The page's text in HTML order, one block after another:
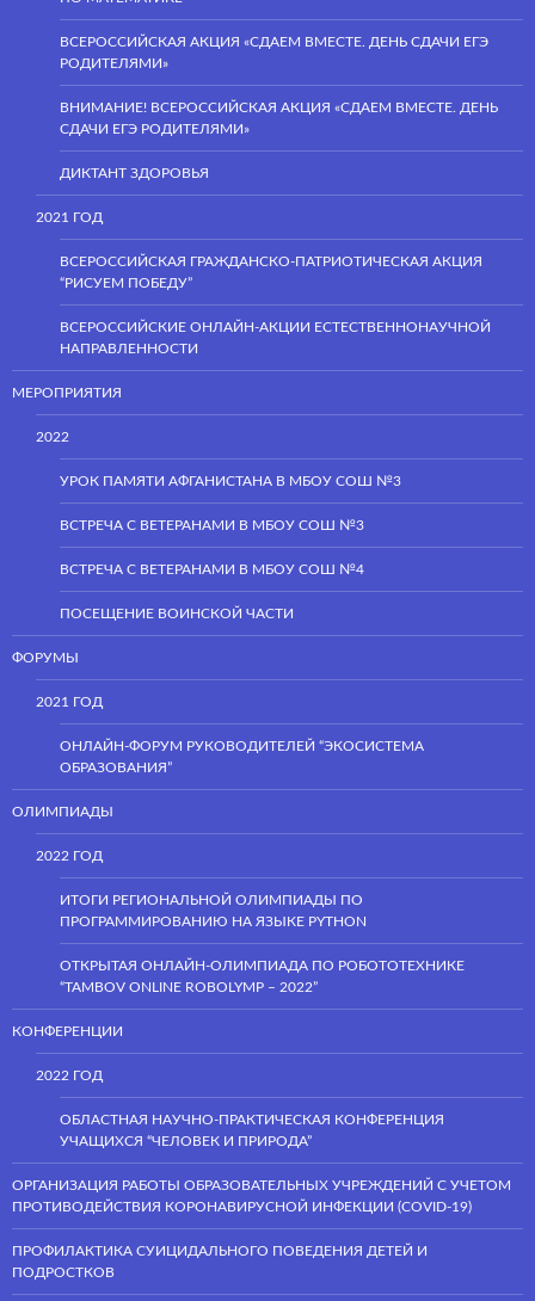
ВСЕРОССИЙСКАЯ АКЦИЯ «СДАЕМ ВМЕСТЕ. ДЕНЬ СДАЧИ ЕГЭ
РОДИТЕЛЯМИ»
ВНИМАНИЕ! ВСЕРОССИЙСКАЯ АКЦИЯ «СДАЕМ ВМЕСТЕ. ДЕНЬ
СДАЧИ ЕГЭ РОДИТЕЛЯМИ»
ДИКТАНТ ЗДОРОВЬЯ
2021 ГОД
ВСЕРОССИЙСКАЯ ГРАЖДАНСКО-ПАТРИОТИЧЕСКАЯ АКЦИЯ
“РИСУЕМ ПОБЕДУ”
ВСЕРОССИЙСКИЕ ОНЛАЙН-АКЦИИ ЕСТЕСТВЕННОНАУЧНОЙ
НАПРАВЛЕННОСТИ
МЕРОПРИЯТИЯ
2022
УРОК ПАМЯТИ АФГАНИСТАНА В МБОУ СОШ №3
ВСТРЕЧА С ВЕТЕРАНАМИ В МБОУ СОШ №3
ВСТРЕЧА С ВЕТЕРАНАМИ В МБОУ СОШ №4
ПОСЕЩЕНИЕ ВОИНСКОЙ ЧАСТИ
ФОРУМЫ
2021 ГОД
ОНЛАЙН-ФОРУМ РУКОВОДИТЕЛЕЙ “ЭКОСИСТЕМА
ОБРАЗОВАНИЯ”
ОЛИМПИАДЫ
2022 ГОД
ИТОГИ РЕГИОНАЛЬНОЙ ОЛИМПИАДЫ ПО
ПРОГРАММИРОВАНИЮ НА ЯЗЫКЕ PYTHON
ОТКРЫТАЯ ОНЛАЙН-ОЛИМПИАДА ПО РОБОТОТЕХНИКЕ
“TAMBOV ONLINE ROBOLYMP – 2022”
КОНФЕРЕНЦИИ
2022 ГОД
ОБЛАСТНАЯ НАУЧНО-ПРАКТИЧЕСКАЯ КОНФЕРЕНЦИЯ
УЧАЩИХСЯ “ЧЕЛОВЕК И ПРИРОДА”
ОРГАНИЗАЦИЯ РАБОТЫ ОБРАЗОВАТЕЛЬНЫХ УЧРЕЖДЕНИЙ С УЧЕТОМ
ПРОТИВОДЕЙСТВИЯ КОРОНАВИРУСНОЙ ИНФЕКЦИИ (COVID-19)
ПРОФИЛАКТИКА СУИЦИДАЛЬНОГО ПОВЕДЕНИЯ ДЕТЕЙ И
ПОДРОСТКОВ